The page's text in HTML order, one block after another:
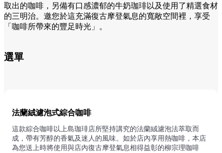
取出的咖啡，另備有口感濃郁的牛奶珈琲以及使用了精選食材
的三明治。邀您於這充滿復古摩登氣息的寬敞空間裡，享受
「咖啡所帶來的豐足時光」。
選單
法蘭絨濾泡式綜合咖啡
這款綜合咖啡以上島珈琲店所堅持講究的法蘭絨濾泡法萃取而
成，帶有芳醇的香氣及迷人的風味。如於店內享用熱咖啡，本店
為您送上時將使用與店內復古摩登氣息相得益彰的柳宗理咖啡